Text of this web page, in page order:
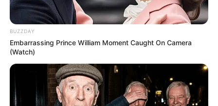
10 gramas de bicarbonato de sódio
200 ml de água quente
800 ml de vinagre de maçã
20 gotas de óleo essencial com a fragrância
desejada
Recipiente para a capacidade
BUZZDAY
Embarrassing Prince William Moment Caught On Camera
(Watch)